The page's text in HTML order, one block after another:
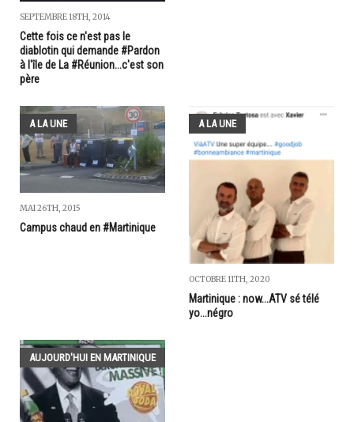
SEPTEMBRE 18TH, 2014
Cette fois ce n'est pas le
diablotin qui demande #Pardon
à l'île de La #Réunion...c'est son
père
A LA UNE
MAI 26TH, 2015
Campus chaud en #Martinique
A LA UNE
OCTOBRE 11TH, 2020
Martinique : now...ATV sé télé
yo...négro
AUJOURD'HUI EN MARTINIQUE